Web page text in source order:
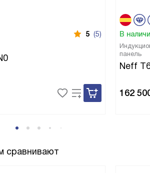
5 (5) В
панель
Neff
162
сравнивают